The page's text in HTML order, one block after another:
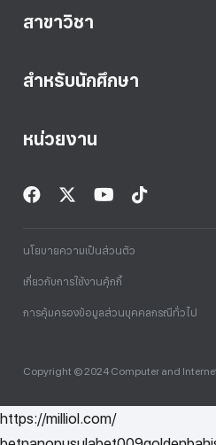
สาขาวิชา
สำหรับนักศึกษา
หน่วยงาน
Copyright © 2024 Computer and
นโยบายความเป็นส่วนตัว
เกี่ยวกับการใช้งานคุ้กกี้
การคุ้มครองข้อมูลส่วนบุคคลกรณีทั่วไป
1xbet
Deneme
Deneme
Deneme
betasus
Deneme
geminibikes.com
Deneme
Deneme
https://elysium-
grandpashabet
Jojobet
https://
totem
goley90
Deneme
sahabet
https://milliol.com/selcuksports
taraftarium24
taraftarium24
iptv
taraftarium24
jojobet
Meritbet
jojobet